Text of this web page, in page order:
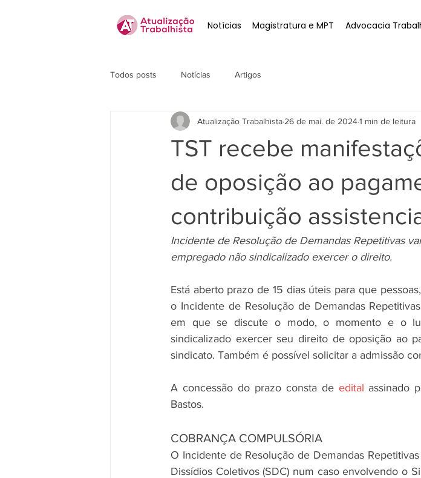
Notícias Magistratura e MPT Advocacia
Todos posts Notícias Artigos
TST recebe
de oposição ao
contribuição
Atualização Trabalhista 26 de mai. de 20241 min de leitura
Incidente de Resolução de Demandas Repetitivas
empregado não sindicalizado exercer o direito.
Está aberto prazo de 15 dias úteis para que
o Incidente de Resolução de Demandas
em que se discute o modo, o momento e o
sindicalizado exercer seu direito de oposição ao
sindicato. Também é possível solicitar a admissão
A concessão do prazo consta de edital assinado
Bastos.
COBRANÇA COMPULSÓRIA
O Incidente de Resolução de Demandas
Dissídios Coletivos (SDC) num caso envolvendo o